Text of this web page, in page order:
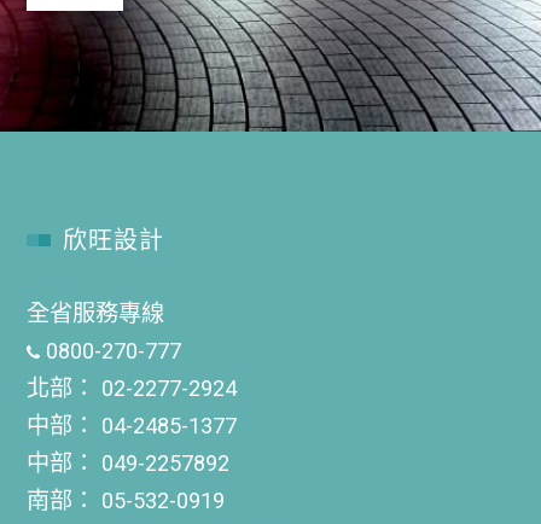
欣旺設計
全省服務專線
0800-270-777
北部： 02-2277-2924
中部： 04-2485-1377
中部： 049-2257892
南部： 05-532-0919